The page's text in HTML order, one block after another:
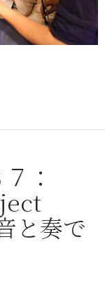
：
奏で